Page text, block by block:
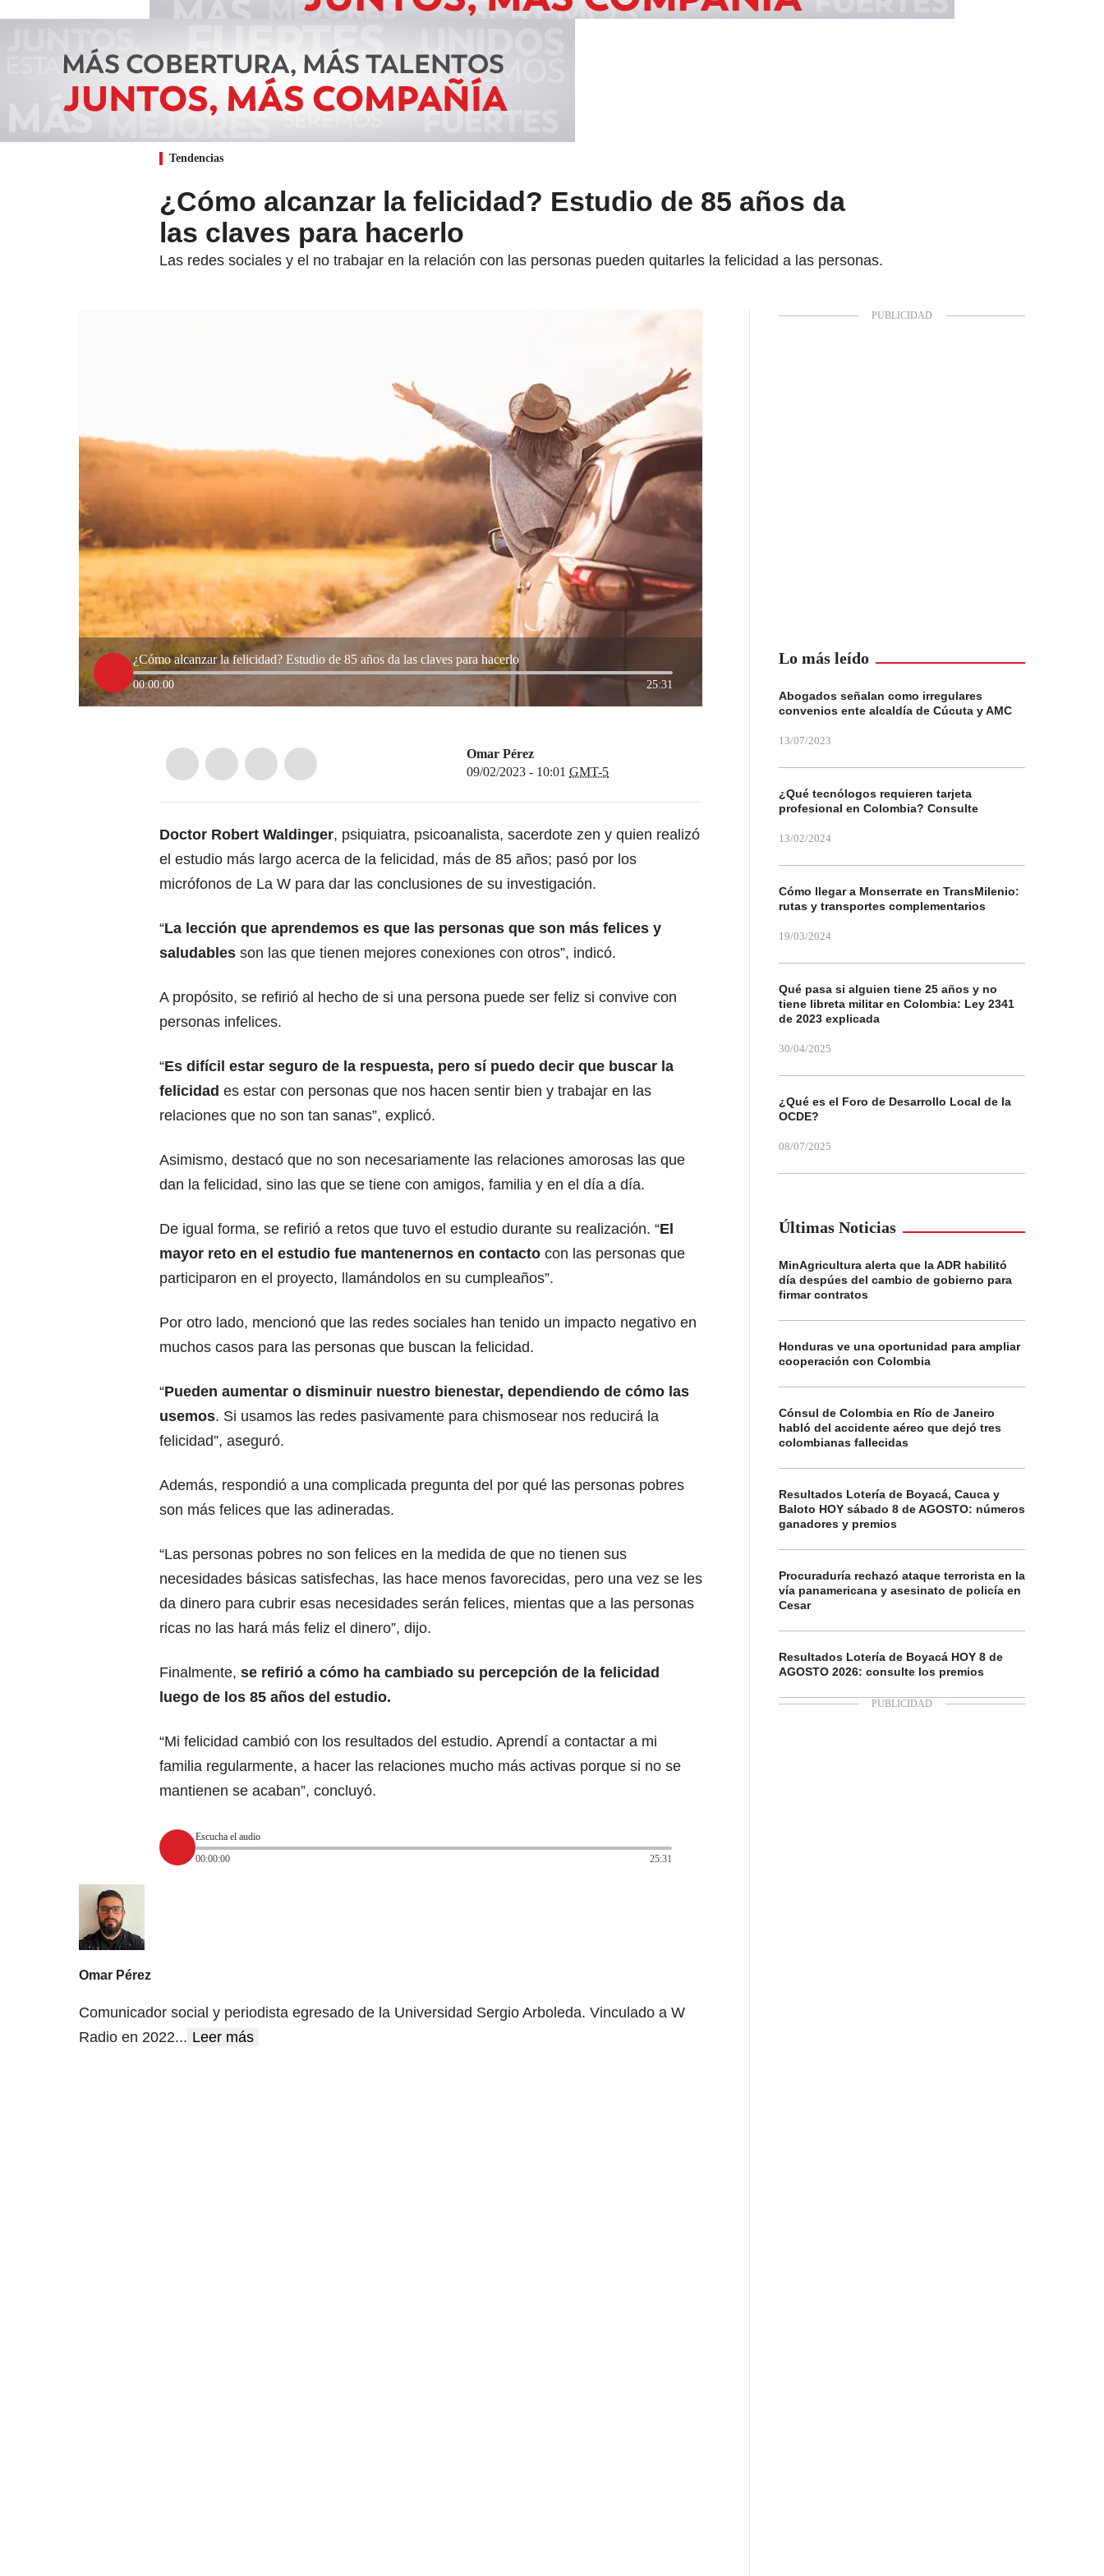
Tendencias
¿Cómo alcanzar la felicidad? Estudio de 85 años da
las claves para hacerlo
Las redes sociales y el no trabajar en la relación con las personas pueden quitarles la felicidad a las personas.
¿Cómo alcanzar la felicidad? Estudio de 85 años da las claves para hacerlo
00:00:00 25:31
Omar Pérez
09/02/2023 - 10:01 GMT-5
Doctor Robert Waldinger, psiquiatra, psicoanalista, sacerdote zen y quien realizó
el estudio más largo acerca de la felicidad, más de 85 años; pasó por los
micrófonos de La W para dar las conclusiones de su investigación.
“La lección que aprendemos es que las personas que son más felices y
saludables son las que tienen mejores conexiones con otros”, indicó.
A propósito, se refirió al hecho de si una persona puede ser feliz si convive con
personas infelices.
“Es difícil estar seguro de la respuesta, pero sí puedo decir que buscar la
felicidad es estar con personas que nos hacen sentir bien y trabajar en las
relaciones que no son tan sanas”, explicó.
Asimismo, destacó que no son necesariamente las relaciones amorosas las que
dan la felicidad, sino las que se tiene con amigos, familia y en el día a día.
De igual forma, se refirió a retos que tuvo el estudio durante su realización. “El
mayor reto en el estudio fue mantenernos en contacto con las personas que
participaron en el proyecto, llamándolos en su cumpleaños”.
Por otro lado, mencionó que las redes sociales han tenido un impacto negativo en
muchos casos para las personas que buscan la felicidad.
“Pueden aumentar o disminuir nuestro bienestar, dependiendo de cómo las
usemos. Si usamos las redes pasivamente para chismosear nos reducirá la
felicidad”, aseguró.
Además, respondió a una complicada pregunta del por qué las personas pobres
son más felices que las adineradas.
“Las personas pobres no son felices en la medida de que no tienen sus
necesidades básicas satisfechas, las hace menos favorecidas, pero una vez se les
da dinero para cubrir esas necesidades serán felices, mientas que a las personas
ricas no las hará más feliz el dinero”, dijo.
Finalmente, se refirió a cómo ha cambiado su percepción de la felicidad
luego de los 85 años del estudio.
“Mi felicidad cambió con los resultados del estudio. Aprendí a contactar a mi
familia regularmente, a hacer las relaciones mucho más activas porque si no se
mantienen se acaban”, concluyó.
Escucha el audio
00:00:00
25:31
Omar Pérez
Comunicador social y periodista egresado de la Universidad Sergio Arboleda. Vinculado a W
Radio en 2022... Leer más
Lo más leído
Abogados señalan como irregulares
convenios ente alcaldía de Cúcuta y AMC
13/07/2023
¿Qué tecnólogos requieren tarjeta
profesional en Colombia? Consulte
13/02/2024
Cómo llegar a Monserrate en TransMilenio:
rutas y transportes complementarios
19/03/2024
Qué pasa si alguien tiene 25 años y no
tiene libreta militar en Colombia: Ley 2341
de 2023 explicada
30/04/2025
¿Qué es el Foro de Desarrollo Local de la
OCDE?
08/07/2025
Últimas Noticias
MinAgricultura alerta que la ADR habilitó
día despúes del cambio de gobierno para
firmar contratos
Honduras ve una oportunidad para ampliar
cooperación con Colombia
Cónsul de Colombia en Río de Janeiro
habló del accidente aéreo que dejó tres
colombianas fallecidas
Resultados Lotería de Boyacá, Cauca y
Baloto HOY sábado 8 de AGOSTO: números
ganadores y premios
Procuraduría rechazó ataque terrorista en la
vía panamericana y asesinato de policía en
Cesar
Resultados Lotería de Boyacá HOY 8 de
AGOSTO 2026: consulte los premios